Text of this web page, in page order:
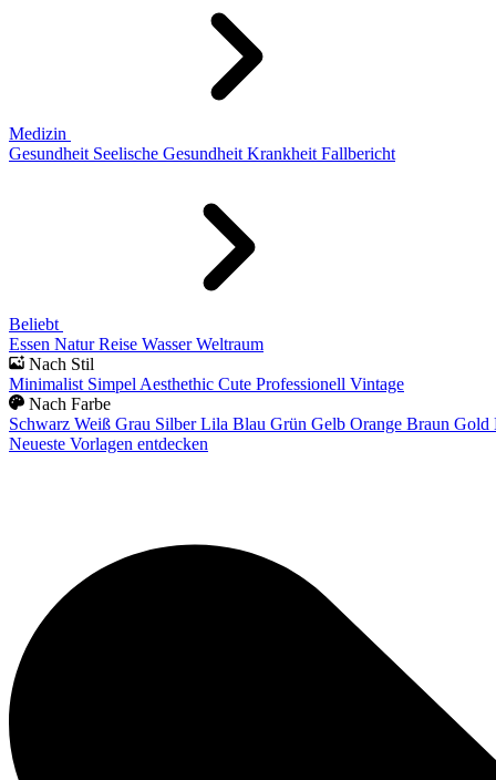
Medizin
Gesundheit Seelische Gesundheit Krankheit Fallbericht
Beliebt
Essen Natur Reise Wasser Weltraum
Nach Stil
Minimalist Simpel Aesthethic Cute Professionell Vintage
Nach Farbe
Schwarz Weiß Grau Silber Lila Blau Grün Gelb Orange Braun Gold
Neueste Vorlagen entdecken